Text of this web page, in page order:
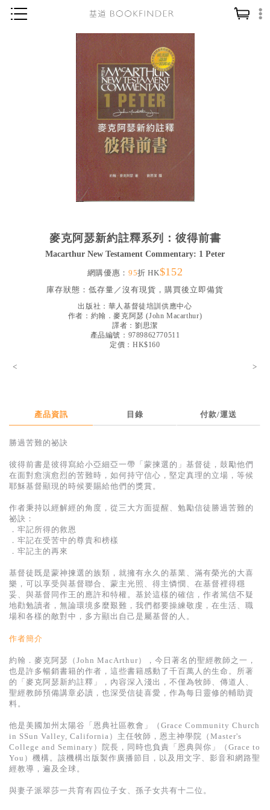
神學／教義
讀經／研經
聖經
信仰入門
教會歷史
靈修／禱告
信徒生活
教會事工
社會／倫理
哲學／宗教比較
文藝／勵志
得獎作品推介
英文二手書
基道 Top 50
麥克阿瑟新約註釋系列：彼得前書
Macarthur New Testament Commentary: 1 Peter
網購優惠： 95折 HK$152
庫存狀態： 低存量／沒有現貨，購買後立即備貨
出版社： 華人基督徒培訓供應中心
作者： 約翰．麥克阿瑟 (John Macarthur)
譯者： 劉思潔
產品編號：9789862770511
定價：HK$160
< >
產品資訊 目錄 付款/運送
勝過苦難的祕訣
彼得前書是彼得寫給小亞細亞一帶「蒙揀選的」基督徒，鼓勵他們
在面對愈演愈烈的苦難時，如何持守信心，堅定真理的立場，等候
耶穌基督顯現的時候要賜給他們的獎賞。
作者秉持以經解經的角度，從三大方面提醒、勉勵信徒勝過苦難的
祕訣：
．牢記所得的救恩
．牢記在受苦中的尊貴和榜樣
．牢記主的再來
基督徒既是蒙神揀選的族類，就擁有永久的基業、滿有榮光的大喜
樂，可以享受與基督聯合、蒙主光照、得主憐憫、在基督裡得穩
妥、與基督同作王的應許和特權。基於這樣的確信，作者篤信不疑
地勸勉讀者，無論環境多麼艱難，我們都要操練敬虔，在生活、職
場和各樣的敵對中，多方顯出自己是屬基督的人。
作者簡介
約翰．麥克阿瑟（John MacArthur），今日著名的聖經教師之一，
也是許多暢銷書籍的作者，這些書籍感動了千百萬人的生命。所著
的「麥克阿瑟新約註釋」，內容深入淺出，不僅為牧師、傳道人、
聖經教師預備講章必讀，也深受信徒喜愛，作為每日靈修的輔助資
料。
他是美國加州太陽谷「恩典社區教會」（Grace Community Church
in SSun Valley, California）主任牧師，恩主神學院（Master's
College and Seminary）院長，同時也負責「恩典與你」（Grace to
You）機構。該機構出版製作廣播節目，以及用文字、影音和網路聖
經教導，遍及全球。
與妻子派翠莎一共育有四位子女、孫子女共有十二位。